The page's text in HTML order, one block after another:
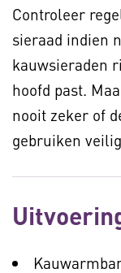
Controleer
sieraad indien
kauwsieraden
hoofd past.
nooit zeker of
gebruiken